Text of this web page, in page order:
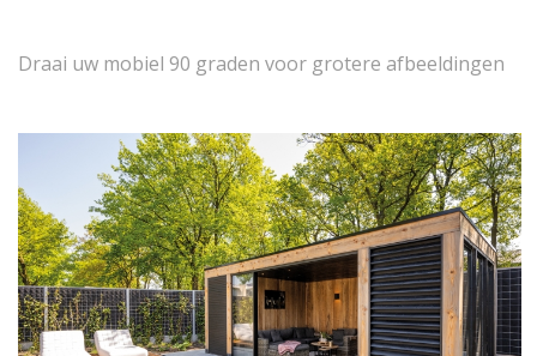
Draai uw mobiel 90 graden voor grotere afbeeldingen